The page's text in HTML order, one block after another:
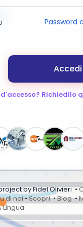
Password
Accedi
Richiedilo
by Fidel Olivieri •
di noi•Scopri•Blog•
Lingua